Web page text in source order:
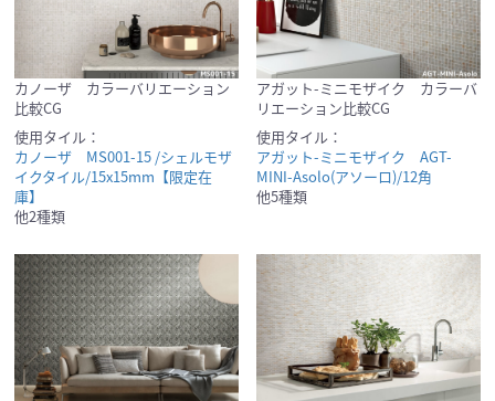
カノーザ カラーバリエーション
比較CG
使用タイル：
カノーザ MS001-15 /シェルモザ
イクタイル/15x15mm【限定在
庫】
他2種類
アガット-ミニモザイク カラーバ
リエーション比較CG
使用タイル：
アガット-ミニモザイク AGT-
MINI-Asolo(アソーロ)/12角
他5種類